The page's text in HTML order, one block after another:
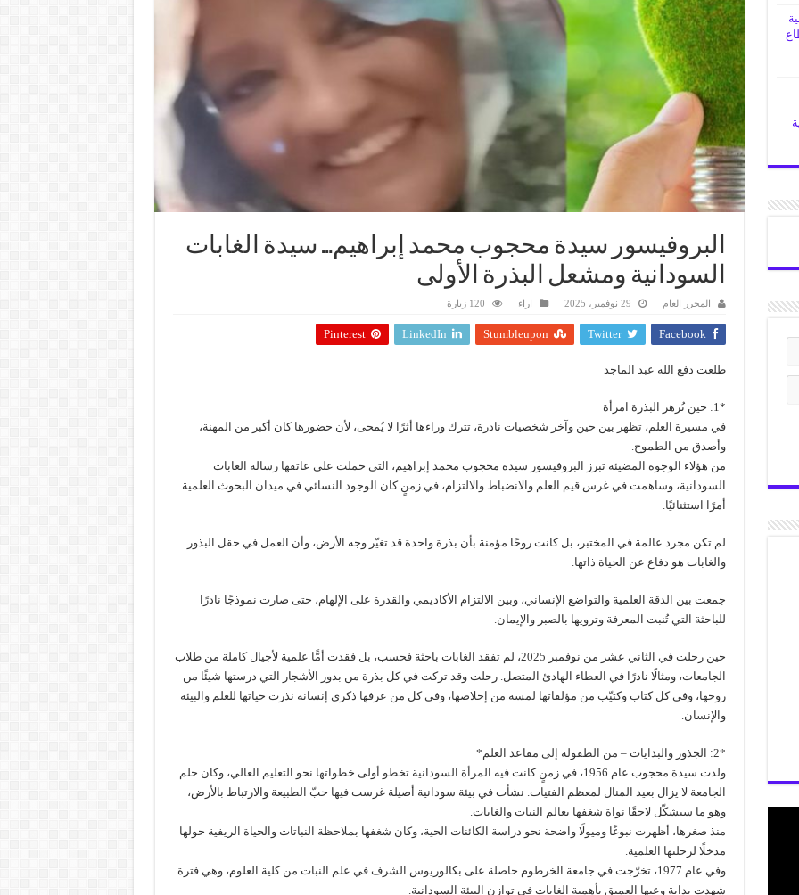
البروفيسور سيدة محجوب محمد إبراهيم… سيدة الغابات
السودانية ومشعل البذرة الأولى
المحرر العام 29 نوفمبر، 2025 اراء 120 زيارة
Facebook
Twitter
Stumbleupon
LinkedIn
Pinterest
طلعت دفع الله عبد الماجد
*1: حين تُزهر البذرة امرأة
في مسيرة العلم، تظهر بين حين وآخر شخصيات نادرة، تترك وراءها أثرًا لا يُمحى، لأن حضورها كان أكبر من المهنة،
وأصدق من الطموح.
من هؤلاء الوجوه المضيئة تبرز البروفيسور سيدة محجوب محمد إبراهيم، التي حملت على عاتقها رسالة الغابات
السودانية، وساهمت في غرس قيم العلم والانضباط والالتزام، في زمنٍ كان الوجود النسائي في ميدان البحوث العلمية
أمرًا استثنائيًا.
لم تكن مجرد عالمة في المختبر، بل كانت روحًا مؤمنة بأن بذرة واحدة قد تغيّر وجه الأرض، وأن العمل في حقل البذور
والغابات هو دفاع عن الحياة ذاتها.
جمعت بين الدقة العلمية والتواضع الإنساني، وبين الالتزام الأكاديمي والقدرة على الإلهام، حتى صارت نموذجًا نادرًا
للباحثة التي تُنبت المعرفة وترويها بالصبر والإيمان.
حين رحلت في الثاني عشر من نوفمبر 2025، لم تفقد الغابات باحثة فحسب، بل فقدت أمًّا علمية لأجيال كاملة من طلاب
الجامعات، ومثالًا نادرًا في العطاء الهادئ المتصل. رحلت وقد تركت في كل بذرة من بذور الأشجار التي درستها شيئًا من
روحها، وفي كل كتاب وكتيّب من مؤلفاتها لمسة من إخلاصها، وفي كل من عرفها ذكرى إنسانة نذرت حياتها للعلم والبيئة
والإنسان.
*2: الجذور والبدايات – من الطفولة إلى مقاعد العلم*
ولدت سيدة محجوب عام 1956، في زمنٍ كانت فيه المرأة السودانية تخطو أولى خطواتها نحو التعليم العالي، وكان حلم
الجامعة لا يزال بعيد المنال لمعظم الفتيات. نشأت في بيئة سودانية أصيلة غرست فيها حبّ الطبيعة والارتباط بالأرض،
وهو ما سيشكّل لاحقًا نواة شغفها بعالم النبات والغابات.
منذ صغرها، أظهرت نبوغًا وميولًا واضحة نحو دراسة الكائنات الحية، وكان شغفها بملاحظة النباتات والحياة الريفية حولها
مدخلًا لرحلتها العلمية.
وفي عام 1977، تخرّجت في جامعة الخرطوم حاصلة على بكالوريوس الشرف في علم النبات من كلية العلوم، وهي فترة
شهدت بداية وعيها العميق بأهمية الغابات في توازن البيئة السودانية.